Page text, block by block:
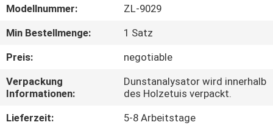
FABRIK-
AUSFLUG
QUALITÄTSKONTROLLE
TRETEN
Modellnummer:
ZL-9029
Min Bestellmenge:
1 Satz
Preis:
negotiable
Verpackung
Informationen:
Dunstanalysator wird innerhalb
des Holzetuis verpackt.
Lieferzeit:
5-8 Arbeitstage